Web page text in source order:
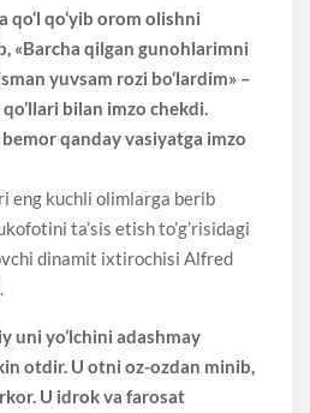
qo‘l qo‘yib orom olishni
«Barcha qilgan gunohlarimni
yuvsam rozi bo‘lardim» –
bilan imzo chekdi.
qanday vasiyatga imzo
eng kuchli olimlarga berib
ta’sis etish to’g’risidagi
dinamit ixtirochisi Alfred
uni yo’lchini adashmay
otdir. U otni oz-ozdan minib,
U idrok va farosat